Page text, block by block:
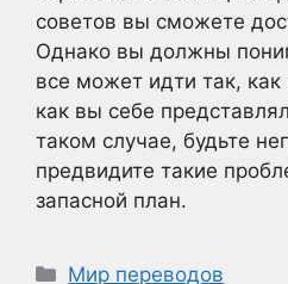
советов вы сможете
Однако вы должны
все может идти так, как
как вы себе
таком случае, будьте
предвидите такие
запасной план.
Рубрики
Мир переводов